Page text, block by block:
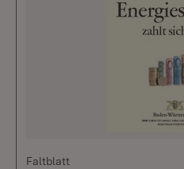
Faltblatt